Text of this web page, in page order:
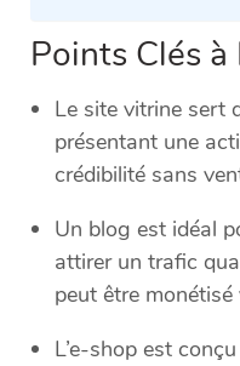
Points Clés
Le site vitrine sert
présentant une
crédibilité sans
Un blog est idéal
attirer un trafic
peut être monétisé
L’e-shop est